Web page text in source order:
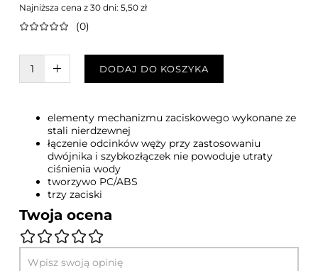
Najniższa cena z 30 dni: 5,50 zł
(0)
W KOSZYKU :)DODAJ DO KOSZYKA
elementy mechanizmu zaciskowego wykonane ze
stali nierdzewnej
łączenie odcinków węży przy zastosowaniu
dwójnika i szybkozłączek nie powoduje utraty
ciśnienia wody
tworzywo PC/ABS
trzy zaciski
Twoja ocena